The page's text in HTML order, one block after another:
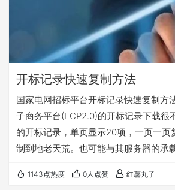
开标记录快速复制方法
国家电网招标平台开标记录快速复制方
子商务平台(ECP2.0)的开标记录下载很
的开标记录，单页显示20项，一页一页
制到地老天荒。也可能与其服务器的承
忘，有兴趣的可关注收藏，随时查阅使
1143点热度 0人点赞 红薯丸子